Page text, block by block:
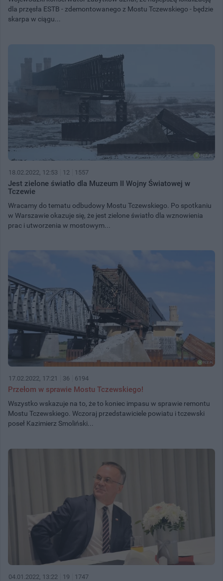
dla przęsła ESTB - zdemontowanego z Mostu Tczewskiego - będzie
skarpa w ciągu...
18.02.2022, 12:53 12 1557
Jest zielone światło dla Muzeum II Wojny Światowej w
Tczewie
Wracamy do tematu odbudowy Mostu Tczewskiego. Po spotkaniu
w Warszawie okazuje się, że jest zielone światło dla wznowienia
prac i utworzenia w mostowym...
17.02.2022, 17:21 36 6194
Przełom w sprawie Mostu Tczewskiego!
Wszystko wskazuje na to, że to koniec impasu w sprawie remontu
Mostu Tczewskiego. Wczoraj przedstawiciele powiatu i tczewski
poseł Kazimierz Smoliński...
04.01.2022, 13:22 19 1747